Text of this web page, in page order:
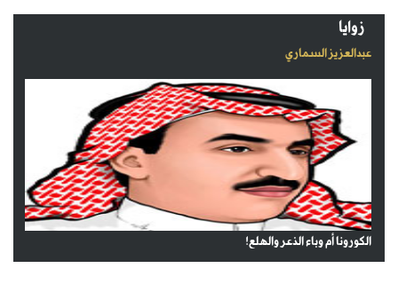
زوايا
عبدالعزيز السماري
الكورونا أم وباء الذعر والهلع!